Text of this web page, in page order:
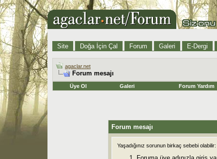
Site Doğa İçin Çal Forum Galeri E-Dergi
agaclar.net
Forum mesajı
Üye Ol Galeri Forum Yardım
Forum mesajı
Yaşadığınız sorunun birkaç sebebi olabilir: